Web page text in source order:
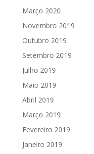
Março 2020
Novembro 2019
Outubro 2019
Setembro 2019
Julho 2019
Maio 2019
Abril 2019
Março 2019
Fevereiro 2019
Janeiro 2019